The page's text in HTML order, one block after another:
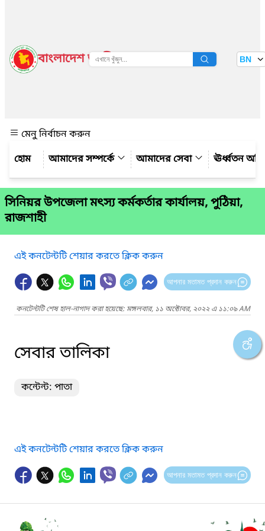
বাংলাদেশ জাতীয় তথ্য বাতায়ন BN
মেনু নির্বাচন করুন
আমাদের সম্পর্কে
আমাদের সেবা ঊর্ধ্বতন
সিনিয়র উপজেলা মৎস্য কর্মকর্তার কার্যালয়, পুঠিয়া,
রাজশাহী
এই কনটেন্টটি শেয়ার করতে ক্লিক করুন
আপনার মতামত প্রদান করুন
কনটেন্টটি শেষ হাল-নাগাদ করা হয়েছে: মঙ্গলবার, ১১ অক্টোবর, ২০২২ এ ১১:০৯ AM
সেবার তালিকা
কন্টেন্ট: পাতা
এই কনটেন্টটি শেয়ার করতে ক্লিক করুন
আপনার মতামত প্রদান করুন